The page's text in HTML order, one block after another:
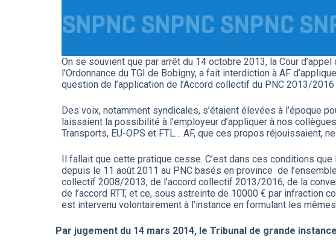
On se souvient que par arrêt du 14 octobre 2013, la Cour
l’Ordonnance du TGI de Bobigny, a fait interdiction à AF
question de l’application de l’Accord collectif du PNC 2013/
Des voix, notamment syndicales, s’étaient élevées à l’époque
laissaient la possibilité à l’employeur d’appliquer à nos
Transports, EU-OPS et FTL… AF, que ces propos réjouissaient,
Il fallait que cette pratique cesse. C’est dans ces conditions
depuis le 11 août 2011 au PNC basés en province de
collectif 2008/2013, de l’accord collectif 2013/2016, de la
de l’accord RTT, et ce, sous astreinte de 10000 € par infraction
est intervenu volontairement à l’instance en formulant les
Par jugement du 14 mars 2014, le Tribunal de grande